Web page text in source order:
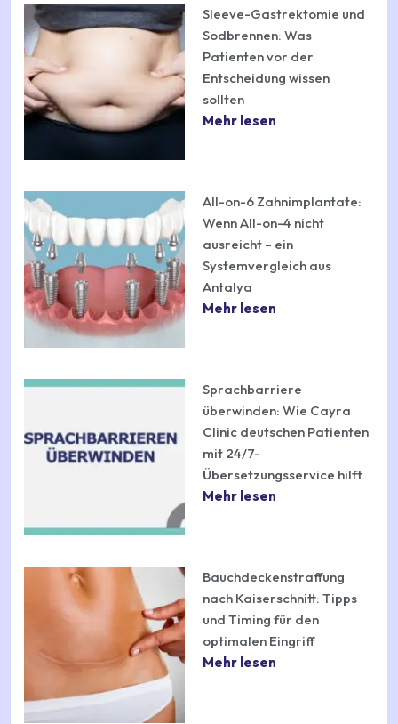
Sleeve-Gastrektomie und
Sodbrennen: Was
Patienten vor der
Entscheidung wissen
sollten
Mehr lesen
All-on-6 Zahnimplantate:
Wenn All-on-4 nicht
ausreicht – ein
Systemvergleich aus
Antalya
Mehr lesen
Sprachbarriere
überwinden: Wie Cayra
Clinic deutschen Patienten
mit 24/7-
Übersetzungsservice hilft
Mehr lesen
Bauchdeckenstraffung
nach Kaiserschnitt: Tipps
und Timing für den
optimalen Eingriff
Mehr lesen